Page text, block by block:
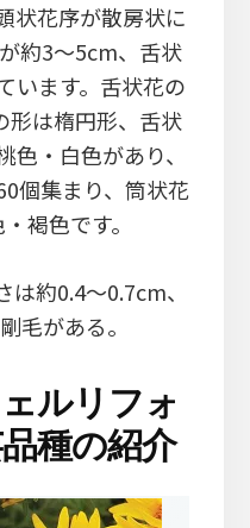
状花序が散房状に
約3～5cm、舌状
います。舌状花の
形は楕円形、舌状
・白色があり、
個集まり、筒状花
褐色です。
約0.4～0.7cm、
毛がある。
ルリフォ
種の紹介